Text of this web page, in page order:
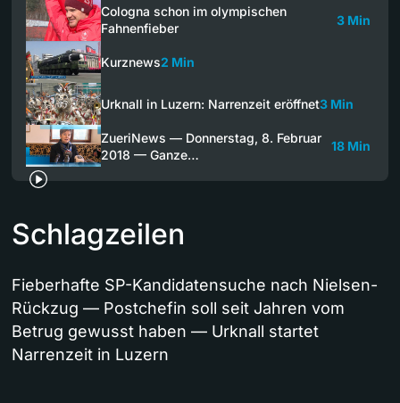
Cologna schon im olympischen
Fahnenfieber
3 Min
Kurznews2 Min
Urknall in Luzern: Narrenzeit eröffnet3 Min
ZueriNews — Donnerstag, 8. Februar
2018 — Ganze…
18 Min
Schlagzeilen
Fieberhafte SP-Kandidatensuche nach Nielsen-
Rückzug — Postchefin soll seit Jahren vom
Betrug gewusst haben — Urknall startet
Narrenzeit in Luzern